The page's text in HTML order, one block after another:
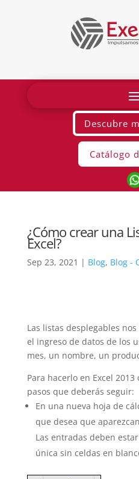
Descubre
Catálogo
¿Cómo crear una
Excel?
Sep 23, 2021 | Blog, Blog -
Las listas desplegables
el ingreso de datos de los
mes, un nombre, un
Para hacerlo en Excel 2013
pasos que deberás seguir:
En una nueva hoja de
que desea que
Las entradas deben
única sin celdas en